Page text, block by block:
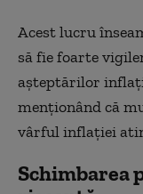
Acest lucru
să fie foarte
aşteptărilor
menţionând că
vârful inflaţiei
Schimbarea